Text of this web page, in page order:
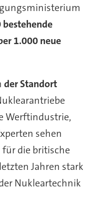
bestehende
1.000 neue
der Standort
Werftindustrie,
sehen
die britische
Jahren stark
Nukleartechnik